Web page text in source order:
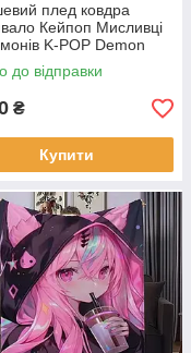
плед ковдра
Кейпоп Мисливці
K-POP Demon
150х200 см
до відправки
₴
Купити